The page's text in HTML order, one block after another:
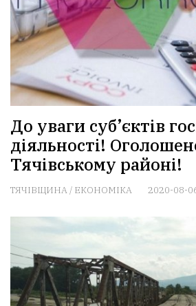
До уваги суб’єктів
діяльності!
Тячівському районі!
ТЯЧІВЩИНА/ ЕКОНОМІКА 2020-08-